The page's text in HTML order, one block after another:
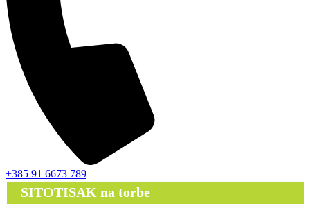
+385 91 6673 789
SITOTISAK na torbe